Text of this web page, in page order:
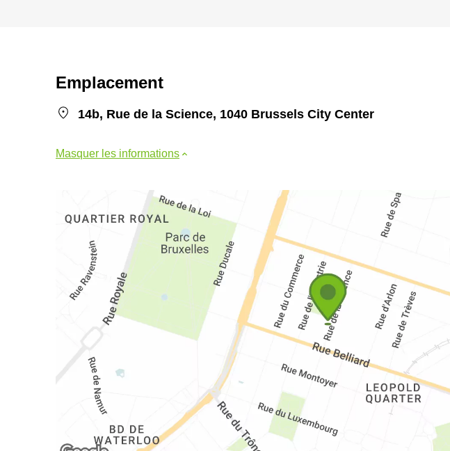
Emplacement
14b, Rue de la Science, 1040 Brussels City Center
Masquer les informations